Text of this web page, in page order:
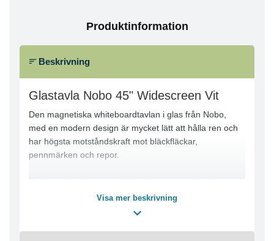
Produktinformation
Beskrivning
Glastavla Nobo 45" Widescreen Vit
Den magnetiska whiteboardtavlan i glas från Nobo,
med en modern design är mycket lätt att hålla ren och
har högsta motståndskraft mot bläckfläckar,
pennmärken och repor.
och professionellt utseende till mötesrum och klassrum.
lätt att rengöra. Ytan är mycket jämn, vilket gör den
Visa mer beskrivning